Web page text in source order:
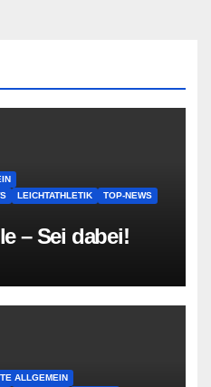
LEICHTATHLETIK
TOP-NEWS
– Sei dabei!
ALLGEMEIN